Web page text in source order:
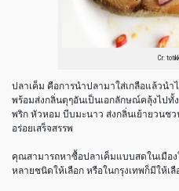
Cr:
ปลาเค็ม คือการนำปลามาใส่เกลือแล้วน
พร้อมส่งกลิ่นตุๆอันเป็นเอกลักษณ์คลุ้งไปทั้
พริก หัวหอม บีบมะนาว ส่งกลิ่นเย้ายวนช
อร่อยเสร็จสรรพ
คุณสามารถหาซื้อปลาเค็มแบบสดในเมือง
หลายชนิดให้เลือก หรือในกรุงเทพก็มีให้เ